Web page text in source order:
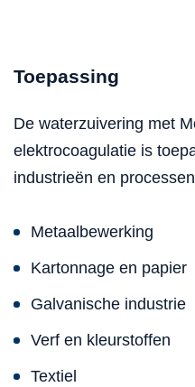
Toepassing
De waterzuivering met
elektrocoagulatie is
industrieën en
Metaalbewerking
Kartonnage en papier
Galvanische industrie
Verf en kleurstoffen
Textiel